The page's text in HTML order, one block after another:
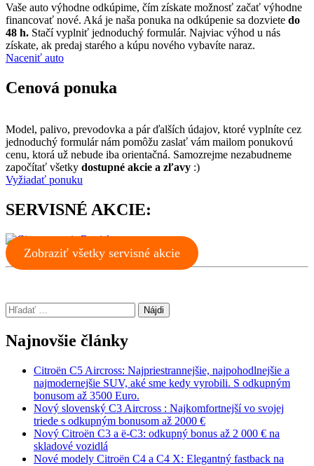
Vaše auto výhodne odkúpime, čím získate možnosť začať výhodne
financovať nové. Aká je naša ponuka na odkúpenie sa dozviete do
48 h. Stačí vyplniť jednoduchý formulár. Najviac výhod u nás
získate, ak predaj starého a kúpu nového vybavíte naraz.
Naceniť auto
Cenová ponuka
Model, palivo, prevodovka a pár ďalších údajov, ktoré vyplníte cez
jednoduchý formulár nám pomôžu zaslať vám mailom ponukovú
cenu, ktorá už nebude iba orientačná. Samozrejme nezabudneme
započítať všetky dostupné akcie a zľavy :)
Vyžiadať ponuku
SERVISNÉ AKCIE:
Zobraziť všetky servisné akcie
Hľadať:
Najnovšie články
Citroën C5 Aircross: Najpriestrannejšie, najpohodlnejšie a
najmodernejšie SUV, aké sme kedy vyrobili. S odkupným
bonusom až 3500 Euro.
Nový slovenský C3 Aircross : Najkomfortnejší vo svojej
triede s odkupným bonusom až 2000 €
Nový Citroën C3 a ë-C3: odkupný bonus až 2 000 € na
skladové vozidlá
Nové modely Citroën C4 a C4 X: Elegantný fastback na